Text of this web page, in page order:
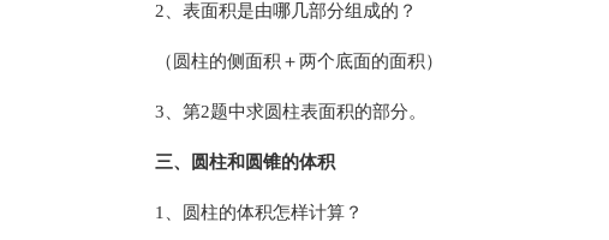
2、表面积是由哪几部分组成的？
（圆柱的侧面积＋两个底面的面积）
3、第2题中求圆柱表面积的部分。
三、圆柱和圆锥的体积
1、圆柱的体积怎样计算？